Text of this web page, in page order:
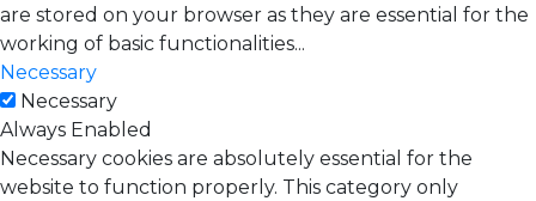
are stored on your browser as they are essential for the
working of basic functionalities...
Necessary
Necessary
Always Enabled
Necessary cookies are absolutely essential for the
website to function properly. This category only